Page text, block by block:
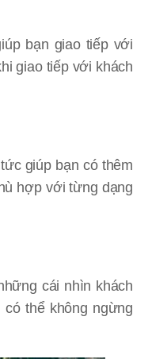
bạn giao tiếp với
giao tiếp với khách
giúp bạn có thêm
hợp với từng dạng
cái nhìn khách
thể không ngừng